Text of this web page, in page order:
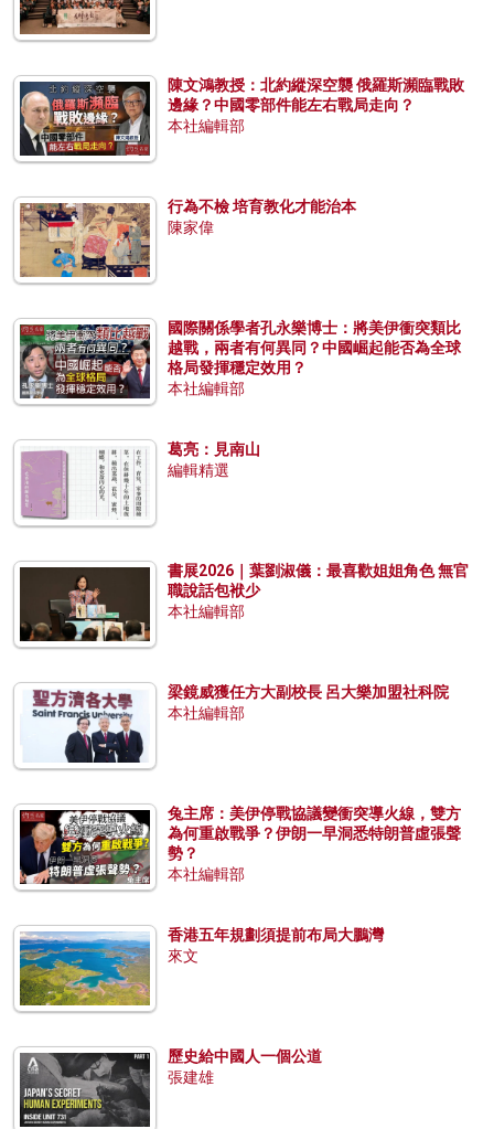
陳文鴻教授：北約縱深空襲 俄羅斯瀕臨戰敗
邊緣？中國零部件能左右戰局走向？
本社編輯部
行為不檢 培育教化才能治本
陳家偉
國際關係學者孔永樂博士：將美伊衝突類比
越戰，兩者有何異同？中國崛起能否為全球
格局發揮穩定效用？
本社編輯部
葛亮：見南山
編輯精選
書展2026｜葉劉淑儀：最喜歡姐姐角色 無官
職說話包袱少
本社編輯部
梁鏡威獲任方大副校長 呂大樂加盟社科院
本社編輯部
兔主席：美伊停戰協議變衝突導火線，雙方
為何重啟戰爭？伊朗一早洞悉特朗普虛張聲
勢？
本社編輯部
香港五年規劃須提前布局大鵬灣
來文
歷史給中國人一個公道
張建雄